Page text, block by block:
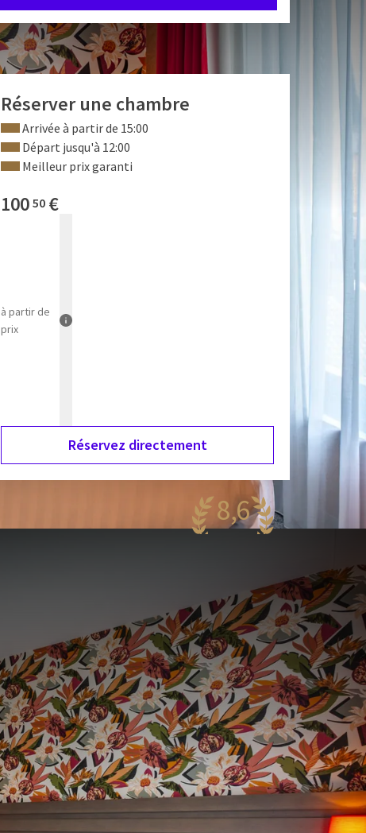
Réserver une chambre
Arrivée à partir de 15:00
Départ jusqu'à 12:00
Meilleur prix garanti
100 50 €
à partir de
prix
Réservez directement
8,6